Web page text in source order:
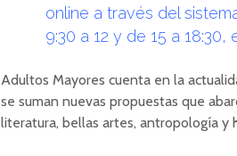
online a través del
9:30 a 12 y de 15 a 18:30,
Adultos Mayores cuenta en la
se suman nuevas propuestas que
literatura, bellas artes, antropología y